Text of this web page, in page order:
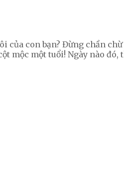
con bạn? Đừng chần
mộc một tuổi! Ngày nào